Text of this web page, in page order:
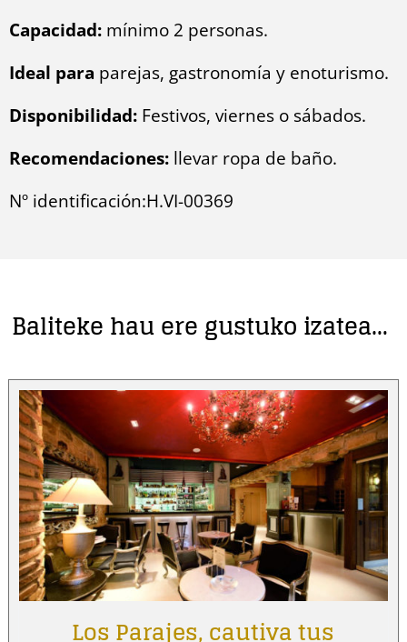
Capacidad: mínimo 2 personas.
Ideal para parejas, gastronomía y enoturismo.
Disponibilidad: Festivos, viernes o sábados.
Recomendaciones: llevar ropa de baño.
Nº identificación:H.VI-00369
Baliteke hau ere gustuko izatea…
Los Parajes, cautiva tus